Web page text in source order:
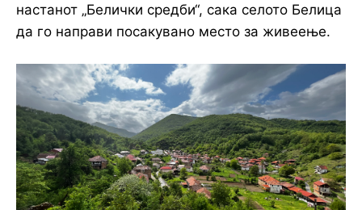
настанот „Белички средби“, сака селото Белица
да го направи посакувано место за живеење.